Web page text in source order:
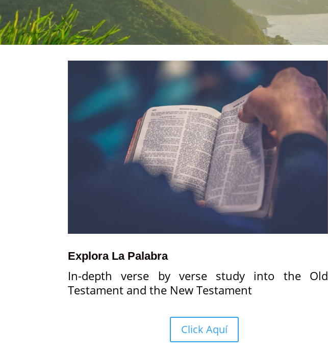
Explora La Palabra
In-depth verse by verse study into the Old
Testament and the New Testament
Click Aquí